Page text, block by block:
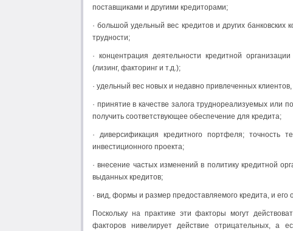
поставщиками и другими кредиторами;
· большой удельный вес кредитов и других
трудности;
· концентрация деятельности кредитной
(лизинг, факторинг и т.д.);
· удельный вес новых и недавно привлеченных
· принятие в качестве залога труднореализуемых
получить соответствующее обеспечение для кредита;
· диверсификация кредитного портфеля; точность
инвестиционного проекта;
· внесение частых изменений в политику кредитной
выданных кредитов;
· вид, формы и размер предоставляемого кредита, и его
Поскольку на практике эти факторы могут
факторов нивелирует действие отрицательных,